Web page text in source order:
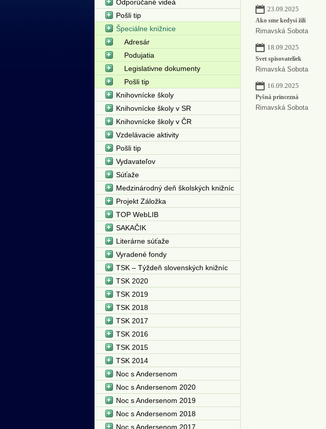
23.09.2025
Ako sme kedysi žili
Rimavská Sobota
18.09.2025
Svet spisovateliek
Rimavská Sobota
16.09.2025
Pyšná princezná
Rimavská Sobota
Odporúčané videá
Pošli tip
Špeciálne knižnice
Adresár
Podujatia
Legislativne dokumenty
Pošli tip
Knihovnícke školy
Knihovnícke školy v SR
Knihovnícke školy v ČR
Vzdelávacie aktivity
Pošli tip
Vydavateľov
Súťaže
Medzinárodný deň školských knižníc
Projekt Záložka
TOP WebLIB
SAKAČIK
Literárne súťaže
Vyradené fondy
TSK – Týždeň slovenských knižníc
TSK 2020
TSK 2019
TSK 2018
TSK 2017
TSK 2016
TSK 2015
TSK 2014
Noc s Andersenom
Noc s Andersenom 2020
Noc s Andersenom 2019
Noc s Andersenom 2018
Noc s Andersenom 2017